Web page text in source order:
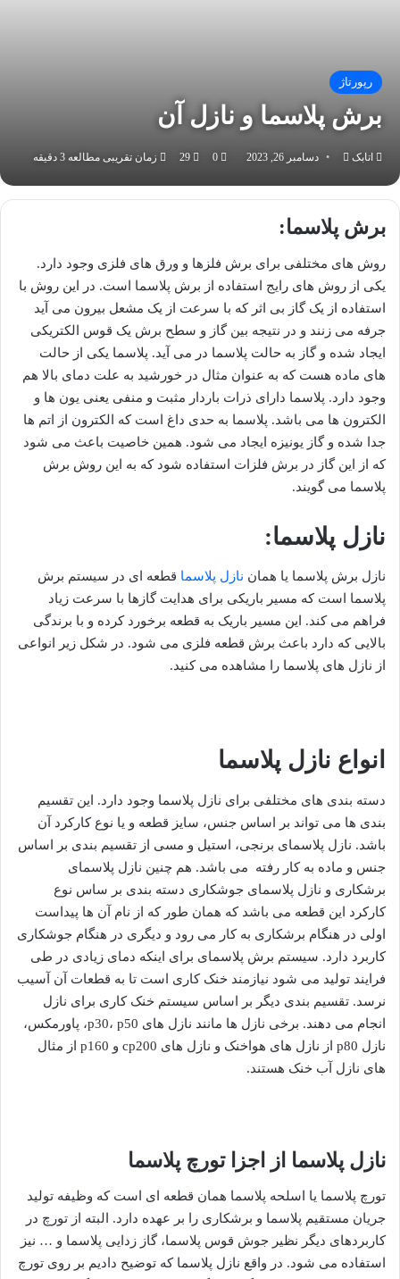
رپورتاژ
برش پلاسما و نازل آن
اتابک
ارسال
ایمیل
دسامبر 26, 2023 0
29 زمان تقریبی مطالعه 3 دقیقه
برش پلاسما:
روش های مختلفی برای برش فلزها و ورق های فلزی وجود دارد.
یکی از روش های رایج استفاده از برش پلاسما است. در این روش با
استفاده از یک گاز بی اثر که با سرعت از یک مشعل بیرون می آید
جرفه می زنند و در نتیجه بین گاز و سطح برش یک قوس الکتریکی
ایجاد شده و گاز به حالت پلاسما در می آید. پلاسما یکی از حالت
های ماده هست که به عنوان مثال در خورشید به علت دمای بالا هم
وجود دارد. پلاسما دارای ذرات باردار مثبت و منفی یعنی یون ها و
الکترون ها می باشد. پلاسما به حدی داغ است که الکترون از اتم ها
جدا شده و گاز یونیزه ایجاد می شود. همین خاصیت باعث می شود
که از این گاز در برش فلزات استفاده شود که به این روش برش
پلاسما می گویند.
نازل پلاسما:
نازل برش پلاسما یا همان نازل پلاسما قطعه ای در سیستم برش
پلاسما است که مسیر باریکی برای هدایت گازها با سرعت زیاد
فراهم می کند. این مسیر باریک به قطعه برخورد کرده و با برندگی
بالایی که دارد باعث برش قطعه فلزی می شود. در شکل زیر انواعی
از نازل های پلاسما را مشاهده می کنید.
انواع نازل پلاسما
دسته بندی های مختلفی برای نازل پلاسما وجود دارد. این تقسیم
بندی ها می تواند بر اساس جنس، سایز قطعه و یا نوع کارکرد آن
باشد. نازل پلاسمای برنجی، استیل و مسی از تقسیم بندی بر اساس
جنس و ماده به کار رفته می باشد. هم چنین نازل پلاسمای
برشکاری و نازل پلاسمای جوشکاری دسته بندی بر ساس نوع
کارکرد این قطعه می باشد که همان طور که از نام آن ها پیداست
اولی در هنگام برشکاری به کار می رود و دیگری در هنگام جوشکاری
کاربرد دارد. سیستم برش پلاسمای برای اینکه دمای زیادی در طی
فرایند تولید می شود نیازمند خنک کاری است تا به قطعات آن آسیب
نرسد. تقسیم بندی دیگر بر اساس سیستم خنک کاری برای نازل
انجام می دهند. برخی نازل ها مانند نازل های p30، p50، پاورمکس،
نازل p80 از نازل های هواخنک و نازل های cp200 و p160 از مثال
های نازل آب خنک هستند.
نازل پلاسما از اجزا تورچ پلاسما
تورچ پلاسما یا اسلحه پلاسما همان قطعه ای است که وظیفه تولید
جریان مستقیم پلاسما و برشکاری را بر عهده دارد. البته از تورچ در
کاربردهای دیگر نظیر جوش قوس پلاسما، گاز زدایی پلاسما و … نیز
استفاده می شود. در واقع نازل پلاسما که توضیح دادیم بر روی تورچ